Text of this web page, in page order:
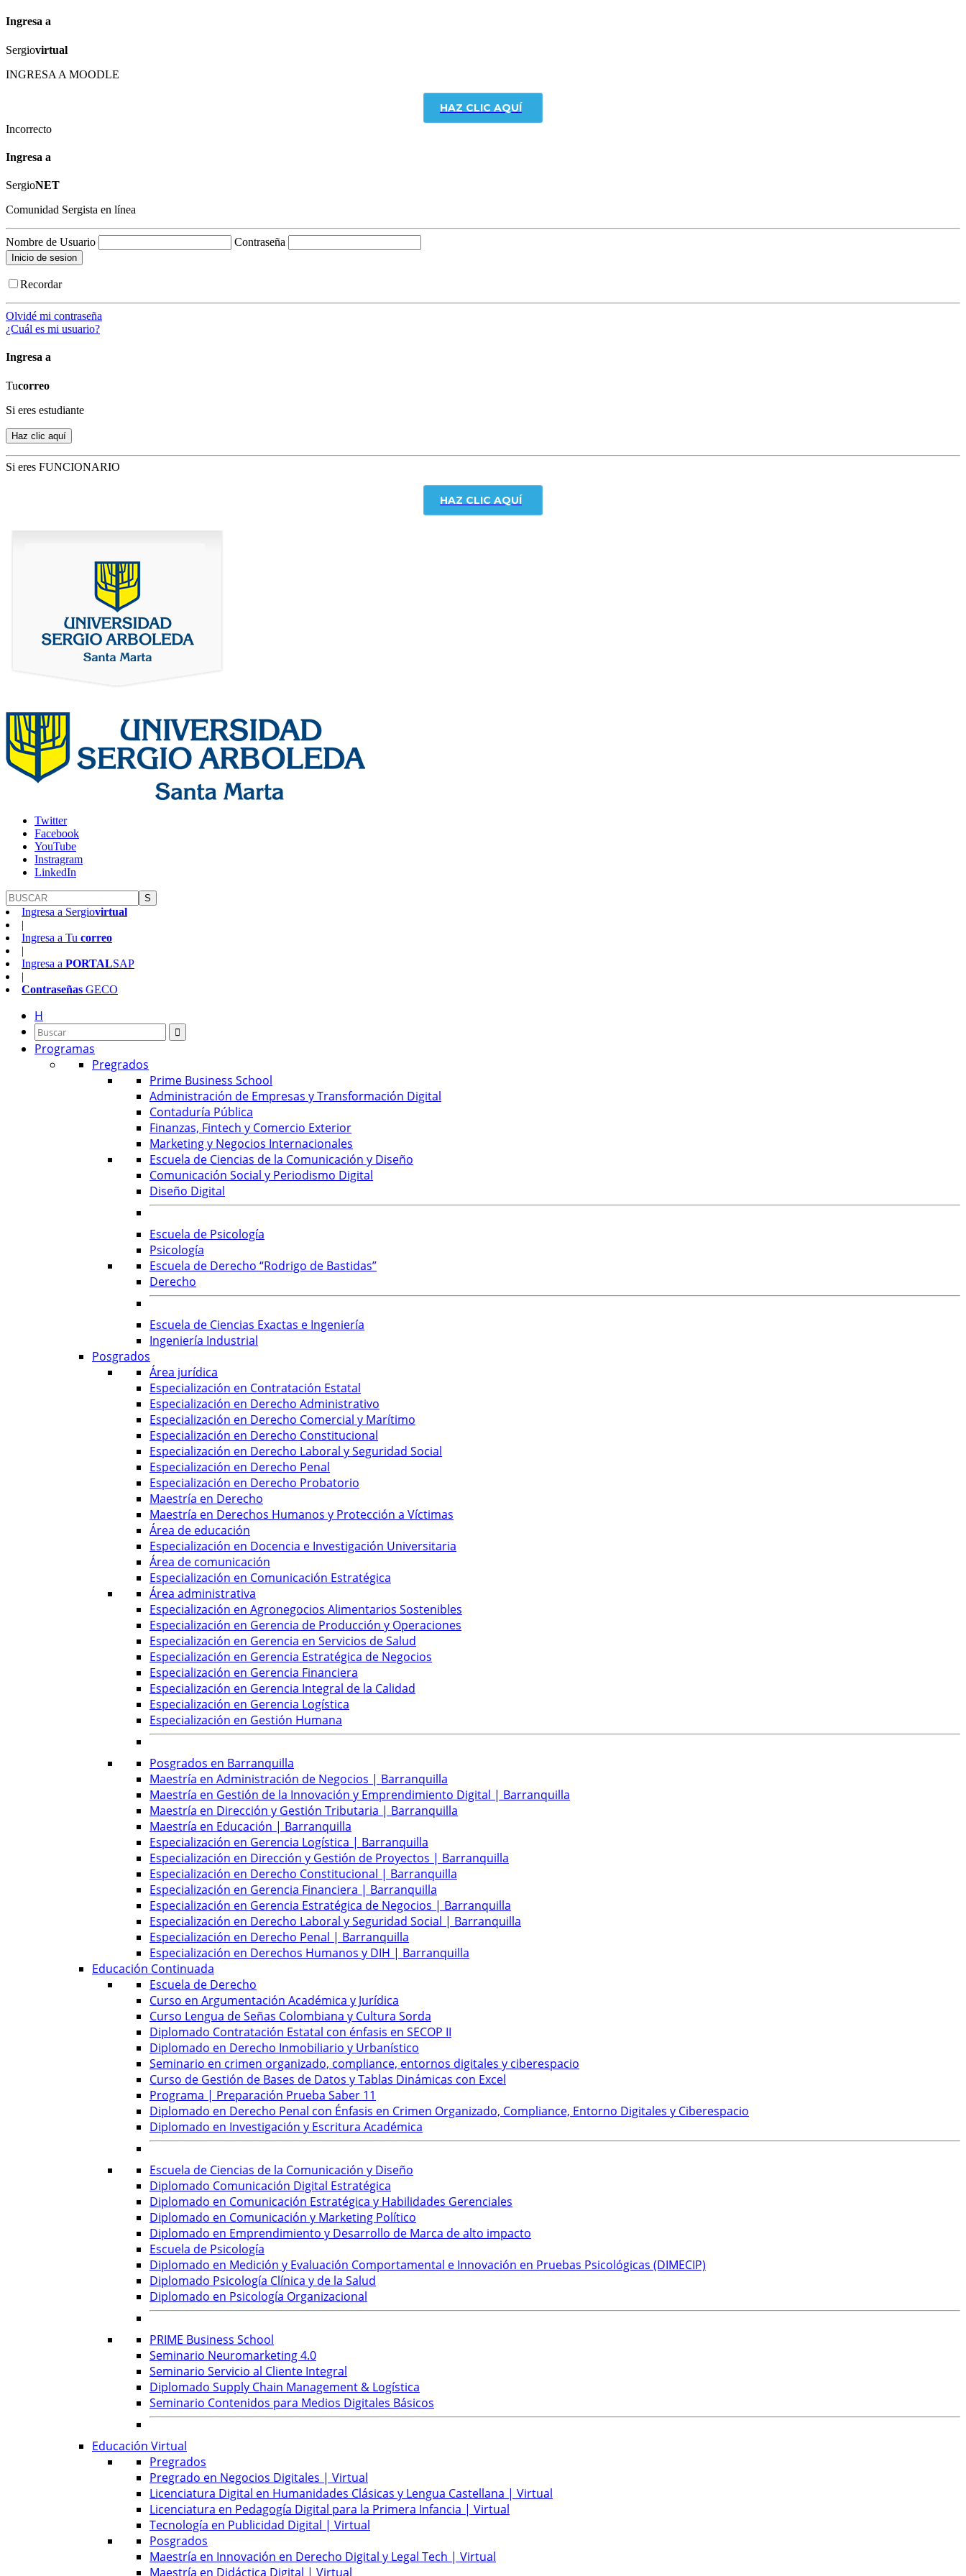
Ingresa a
Sergiovirtual
INGRESA A MOODLE
HAZ CLIC AQUÍ
Incorrecto
Ingresa a
SergioNET
Comunidad Sergista en línea
Nombre de Usuario Contraseña
Recordar
Olvidé mi contraseña
¿Cuál es mi usuario?
Ingresa a
Tucorreo
Si eres estudiante
Si eres FUNCIONARIO
HAZ CLIC AQUÍ
Twitter
Facebook
YouTube
Instragram
LinkedIn
S
Ingresa a Sergiovirtual
Ingresa a Tu correo
Ingresa a PORTALSAP
Contraseñas GECO
H
Programas
Pregrados
Prime Business School
Administración de Empresas y Transformación Digital
Contaduría Pública
Finanzas, Fintech y Comercio Exterior
Marketing y Negocios Internacionales
Escuela de Ciencias de la Comunicación y Diseño
Comunicación Social y Periodismo Digital
Diseño Digital
Escuela de Psicología
Psicología
Escuela de Derecho “Rodrigo de Bastidas”
Derecho
Escuela de Ciencias Exactas e Ingeniería
Ingeniería Industrial
Posgrados
Área jurídica
Especialización en Contratación Estatal
Especialización en Derecho Administrativo
Especialización en Derecho Comercial y Marítimo
Especialización en Derecho Constitucional
Especialización en Derecho Laboral y Seguridad Social
Especialización en Derecho Penal
Especialización en Derecho Probatorio
Maestría en Derecho
Maestría en Derechos Humanos y Protección a Víctimas
Área de educación
Especialización en Docencia e Investigación Universitaria
Área de comunicación
Especialización en Comunicación Estratégica
Área administrativa
Especialización en Agronegocios Alimentarios Sostenibles
Especialización en Gerencia de Producción y Operaciones
Especialización en Gerencia en Servicios de Salud
Especialización en Gerencia Estratégica de Negocios
Especialización en Gerencia Financiera
Especialización en Gerencia Integral de la Calidad
Especialización en Gerencia Logística
Especialización en Gestión Humana
Posgrados en Barranquilla
Maestría en Administración de Negocios | Barranquilla
Maestría en Gestión de la Innovación y Emprendimiento Digital | Barranquilla
Maestría en Dirección y Gestión Tributaria | Barranquilla
Maestría en Educación | Barranquilla
Especialización en Gerencia Logística | Barranquilla
Especialización en Dirección y Gestión de Proyectos | Barranquilla
Especialización en Derecho Constitucional | Barranquilla
Especialización en Gerencia Financiera | Barranquilla
Especialización en Gerencia Estratégica de Negocios | Barranquilla
Especialización en Derecho Laboral y Seguridad Social | Barranquilla
Especialización en Derecho Penal | Barranquilla
Especialización en Derechos Humanos y DIH | Barranquilla
Educación Continuada
Escuela de Derecho
Curso en Argumentación Académica y Jurídica
Curso Lengua de Señas Colombiana y Cultura Sorda
Diplomado Contratación Estatal con énfasis en SECOP II
Diplomado en Derecho Inmobiliario y Urbanístico
Seminario en crimen organizado, compliance, entornos digitales y ciberespacio
Curso de Gestión de Bases de Datos y Tablas Dinámicas con Excel
Programa | Preparación Prueba Saber 11
Diplomado en Derecho Penal con Énfasis en Crimen Organizado, Compliance, Entorno Digitales y Ciberespacio
Diplomado en Investigación y Escritura Académica
Escuela de Ciencias de la Comunicación y Diseño
Diplomado Comunicación Digital Estratégica
Diplomado en Comunicación Estratégica y Habilidades Gerenciales
Diplomado en Comunicación y Marketing Político
Diplomado en Emprendimiento y Desarrollo de Marca de alto impacto
Escuela de Psicología
Diplomado en Medición y Evaluación Comportamental e Innovación en Pruebas Psicológicas (DIMECIP)
Diplomado Psicología Clínica y de la Salud
Diplomado en Psicología Organizacional
PRIME Business School
Seminario Neuromarketing 4.0
Seminario Servicio al Cliente Integral
Diplomado Supply Chain Management & Logística
Seminario Contenidos para Medios Digitales Básicos
Educación Virtual
Pregrados
Pregrado en Negocios Digitales | Virtual
Licenciatura Digital en Humanidades Clásicas y Lengua Castellana | Virtual
Licenciatura en Pedagogía Digital para la Primera Infancia | Virtual
Tecnología en Publicidad Digital | Virtual
Posgrados
Maestría en Innovación en Derecho Digital y Legal Tech | Virtual
Maestría en Didáctica Digital | Virtual